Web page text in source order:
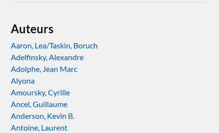
Auteurs
Aaron, Lea/Taskin, Boruch
Adelfinsky, Alexandre
Adolphe, Jean Marc
Alyona
Amoursky, Cyrille
Ancel, Guillaume
Anderson, Kevin B.
Antoine, Laurent